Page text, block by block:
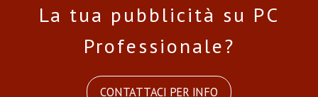
La tua pubblicità su PC
Professionale?
CONTATTACI PER INFO